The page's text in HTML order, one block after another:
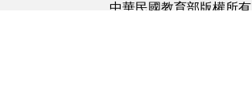
中華民國教育部版權所有